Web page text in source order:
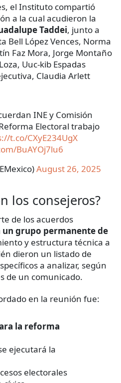
el Instituto compartió
a la cual acudieron la
Taddei, junto a
Bell López Vences, Norma
Faz Mora, Jorge Montaño
Uuc-kib Espadas
Claudia Arlett
INE y Comisión
Electoral trabajo
t.co/CXyE234UgX
BuAYOj7lu6
August 26, 2025
los consejeros?
de los acuerdos
un grupo permanente de
y estructura técnica a
dieron un listado de
a analizar, según
de un comunicado.
en la reunión fue:
la reforma
ejecutará la
electorales